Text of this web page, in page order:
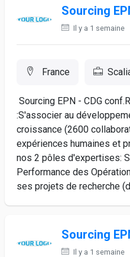
Sourcing
Il y a 1 semaine
France
Sourcing EPN - CDG
:S'associer au
croissance (2600
expériences humaines et
nos 2 pôles d'expertises:
Performance des
ses projets de recherche
Sourcing
Il y a 1 semaine